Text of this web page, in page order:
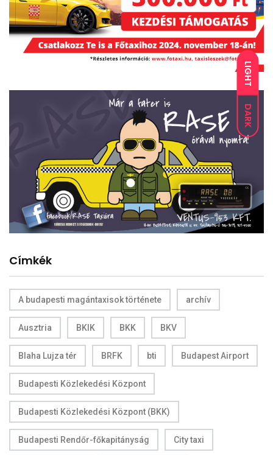
LIGHT
DARK
Címkék
A budapesti magántaxisok története archív
Ausztria BKIK BKK BKV
Blaha Lujza tér BRFK bti Budapest Airport
Budapesti Közlekedési Központ
Budapesti Közlekedési Központ (BKK)
Budapesti Rendőr-főkapitányság City taxi